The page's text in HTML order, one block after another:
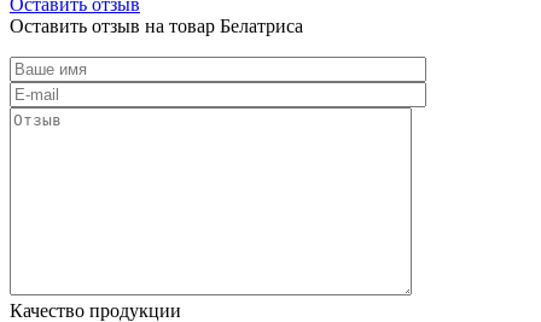
Оставить отзыв на товар Белатриса
Качество продукции